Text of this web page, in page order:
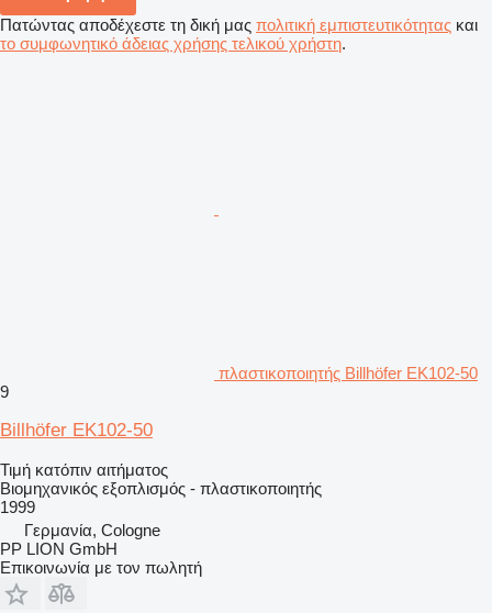
Πατώντας αποδέχεστε τη δική μας πολιτική εμπιστευτικότητας και
το συμφωνητικό άδειας χρήσης τελικού χρήστη.
πλαστικοποιητής Billhöfer EK102-50
9
Billhöfer EK102-50
Τιμή κατόπιν αιτήματος
Βιομηχανικός εξοπλισμός - πλαστικοποιητής
1999
Γερμανία, Cologne
PP LION GmbH
Επικοινωνία με τον πωλητή